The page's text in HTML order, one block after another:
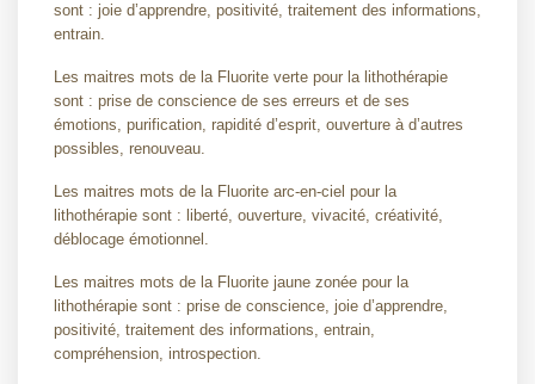
sont : joie d’apprendre, positivité, traitement des informations,
entrain.
Les maitres mots de la Fluorite verte pour la lithothérapie
sont : prise de conscience de ses erreurs et de ses
émotions, purification, rapidité d’esprit, ouverture à d’autres
possibles, renouveau.
Les maitres mots de la Fluorite arc-en-ciel pour la
lithothérapie sont : liberté, ouverture, vivacité, créativité,
déblocage émotionnel.
Les maitres mots de la Fluorite jaune zonée pour la
lithothérapie sont : prise de conscience, joie d’apprendre,
positivité, traitement des informations, entrain,
compréhension, introspection.